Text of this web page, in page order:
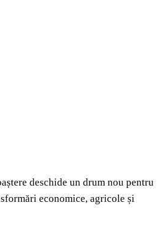
deschide un drum nou pentru
economice, agricole și